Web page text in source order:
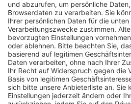
Pässe und Vereinswechsel
Trainerausbildung
Schulungsangebot Vereinsmitarbeiter
BFV-Geschäftsstellen
Trainerbörse
Login SpielPlus